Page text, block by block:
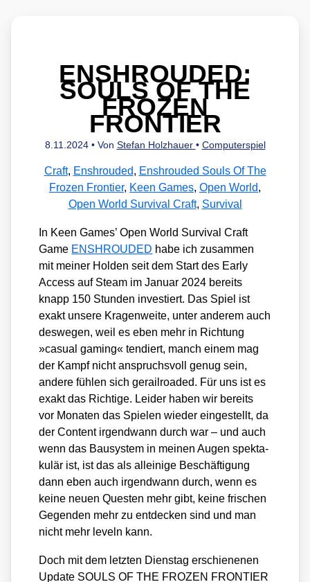
ENSHROUDED:
SOULS OF THE
FROZEN
FRONTIER
8.11.2024 • Von Stefan Holzhauer • Computerspiel
Craft, Enshrouded, Enshrouded Souls Of The
Frozen Frontier, Keen Games, Open World,
Open World Survival Craft, Survival
In Keen Games’ Open World Sur­vi­val Craft
Game ENSHROUDED habe ich zusam­men
mit mei­ner Hol­den seit dem Start des Ear­ly
Access auf Steam im Janu­ar 2024 bereits
knapp 150 Stun­den inves­tiert. Das Spiel ist
exakt unse­re Kra­gen­wei­te, unter ande­rem auch
des­we­gen, weil es eben mehr in Rich­tung
»casu­al gam­ing« ten­diert, manch einem mag
der Kampf nicht anspruchs­voll genug sein,
ande­re füh­len sich gerail­roa­ded. Für uns ist es
exakt das Rich­ti­ge. Lei­der haben wir bereits
vor Mona­ten das Spie­len wie­der ein­ge­stellt, da
der Con­tent irgend­wann durch war – und auch
wenn das Bau­sys­tem in mei­nen Augen spek­ta­
ku­lär ist, ist das als allei­ni­ge Beschäf­ti­gung
dann eben auch irgend­wann durch, wenn es
kei­ne neu­en Ques­ten mehr gibt, kei­ne fri­schen
Gegen­den mehr zu ent­de­cken sind und man
nicht mehr leveln kann.
Doch mit dem letz­ten Diens­tag erschie­ne­nen
Update SOULS OF THE FROZEN FRONTIER